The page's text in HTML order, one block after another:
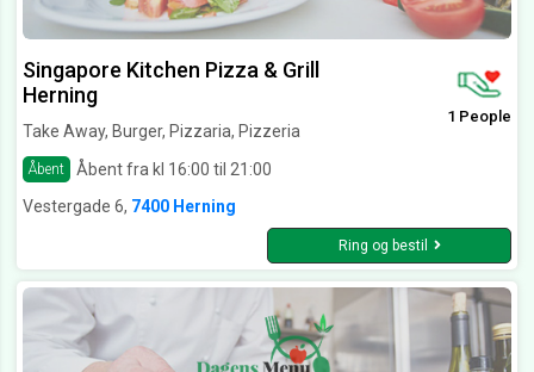
Singapore Kitchen Pizza & Grill
Herning
Take Away, Burger, Pizzaria, Pizzeria
Åbent Åbent fra kl 16:00 til 21:00
1 People
Vestergade 6, 7400 Herning
Ring og bestil